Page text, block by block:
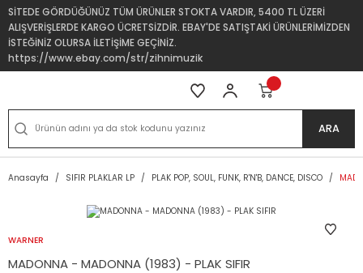
SİTEDE GÖRDÜĞÜNÜZ TÜM ÜRÜNLER STOKTA VARDIR, 5400 TL ÜZERİ
ALIŞVERİŞLERDE KARGO ÜCRETSİZDİR. EBAY'DE SATIŞTAKİ ÜRÜNLERİMİZDEN
İSTEĞİNİZ OLURSA İLETİŞİME GEÇİNİZ.
https://www.ebay.com/str/zihnimuzik
ARA
Anasayfa SIFIR PLAKLAR LP PLAK POP, SOUL, FUNK, R'N'B, DANCE, DISCO
WARNER
MADONNA - MADONNA (1983) - PLAK SIFIR